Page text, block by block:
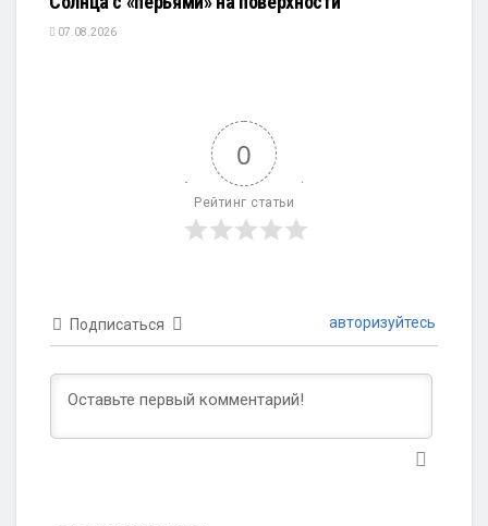
07.08.2026
0
Рейтинг статьи
Подписаться авторизуйтесь